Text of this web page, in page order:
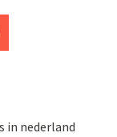
in nederland